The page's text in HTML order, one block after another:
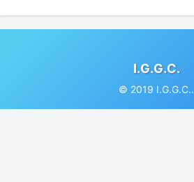
I.G.G.C.
© 2019 I.G.G.C..